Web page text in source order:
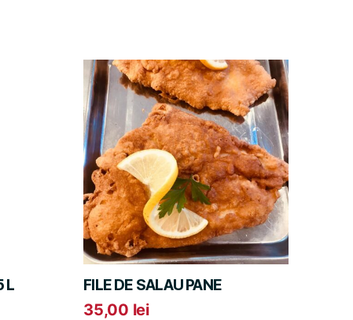
L FILE DE SALAU PANE
35,00 lei